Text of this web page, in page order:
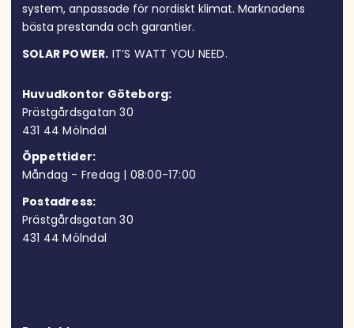
system, anpassade för nordiskt klimat. Marknadens
bästa prestanda och garantier.
SOLAR POWER. IT’S WATT YOU NEED.
Huvudkontor Göteborg:
Prästgårdsgatan 30
431 44 Mölndal
Öppettider:
Måndag - Fredag | 08:00-17:00
Postadress:
Prästgårdsgatan 30
431 44 Mölndal